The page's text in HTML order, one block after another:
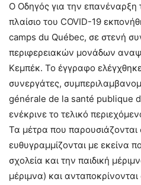
Ο Οδηγός για την
πλαίσιο του COVID-19
camps du Québec, σε στενή
περιφερειακών μονάδων
Κεμπέκ. Το έγγραφο
συνεργάτες,
générale de la santé publique
ενέκρινε το τελικό
Τα μέτρα που παρουσιάζονται
ευθυγραμμίζονται με εκείνα
σχολεία και την παιδική
μέριμνα) και ανταποκρίνονται